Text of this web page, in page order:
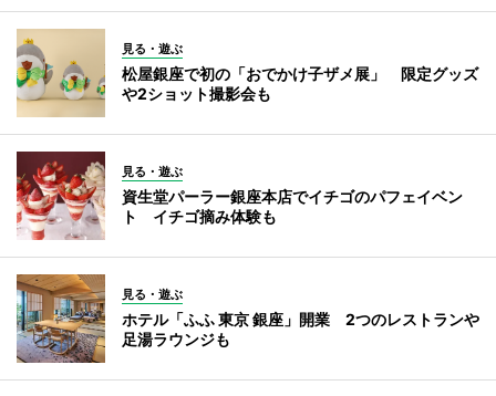
見る・遊ぶ
松屋銀座で初の「おでかけ子ザメ展」 限定グッズ
や2ショット撮影会も
見る・遊ぶ
資生堂パーラー銀座本店でイチゴのパフェイベン
ト イチゴ摘み体験も
見る・遊ぶ
ホテル「ふふ 東京 銀座」開業 2つのレストランや
足湯ラウンジも